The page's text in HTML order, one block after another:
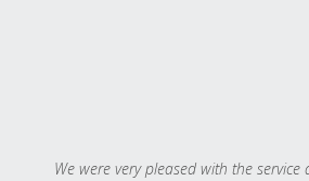
We were very pleased with the service